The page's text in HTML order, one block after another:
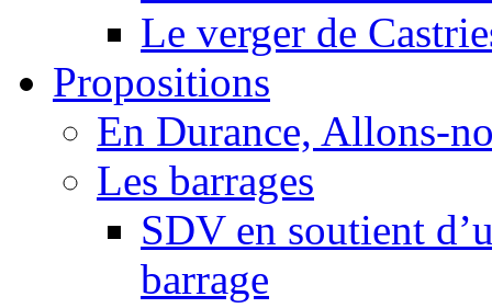
Le verger de
Propositions
En Durance, Allons-
Les barrages
SDV en soutient
barrage